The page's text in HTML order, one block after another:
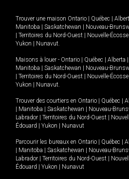
Trouver une maison Ontario Québec
Manitoba
Saskatchewan Nouveau-
Territoires du Nord-Ouest Nouvelle-Écosse
Yukon
Nunavut.
Maisons à louer - Ontario Québec Alberta
Manitoba
Saskatchewan Nouveau-
Territoires du Nord-Ouest Nouvelle-Écosse
Yukon
Nunavut.
Trouver des courtiers en Ontario Québec
Manitoba Saskatchewan Nouveau-
Labrador
Territoires du Nord-Ouest
Édouard
Yukon Nunavut
Parcourir les bureaux en Ontario Québec
Manitoba Saskatchewan Nouveau-
Labrador
Territoires du Nord-Ouest
Édouard
Yukon Nunavut